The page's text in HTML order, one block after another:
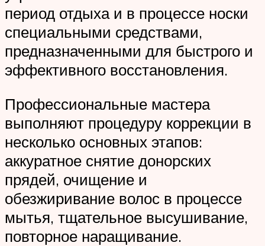
период отдыха и в процессе носки
специальными средствами,
предназначенными для быстрого и
эффективного восстановления.
Профессиональные мастера
выполняют процедуру коррекции в
несколько основных этапов:
аккуратное снятие донорских
прядей, очищение и
обезжиривание волос в процессе
мытья, тщательное высушивание,
повторное наращивание.